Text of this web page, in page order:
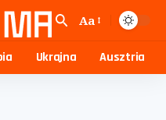
Aa
Ukrajna Ausztria